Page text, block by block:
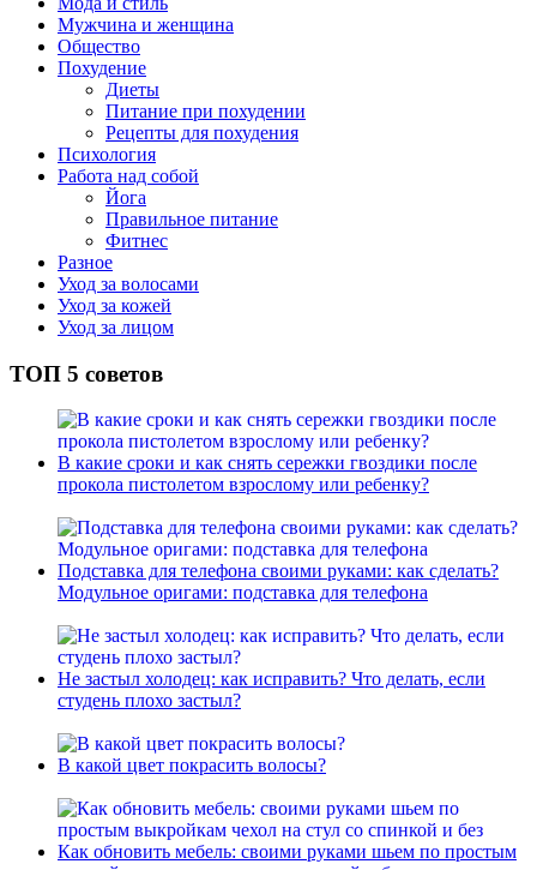
Мужчина и женщина
Общество
Похудение
Диеты
Питание при похудении
Рецепты для похудения
Психология
Работа над собой
Йога
Правильное питание
Фитнес
Разное
Уход за волосами
Уход за кожей
Уход за лицом
ТОП 5 советов
В какие сроки и как снять сережки гвоздики после
прокола пистолетом взрослому или ребенку?
Подставка для телефона своими руками: как сделать?
Модульное оригами: подставка для телефона
Не застыл холодец: как исправить? Что делать, если
студень плохо застыл?
В какой цвет покрасить волосы?
Как обновить мебель: своими руками шьем по простым